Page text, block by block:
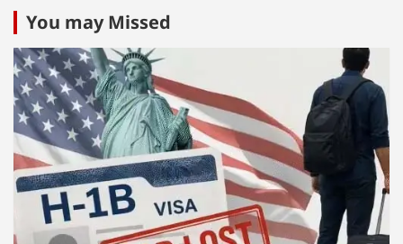
You may Missed